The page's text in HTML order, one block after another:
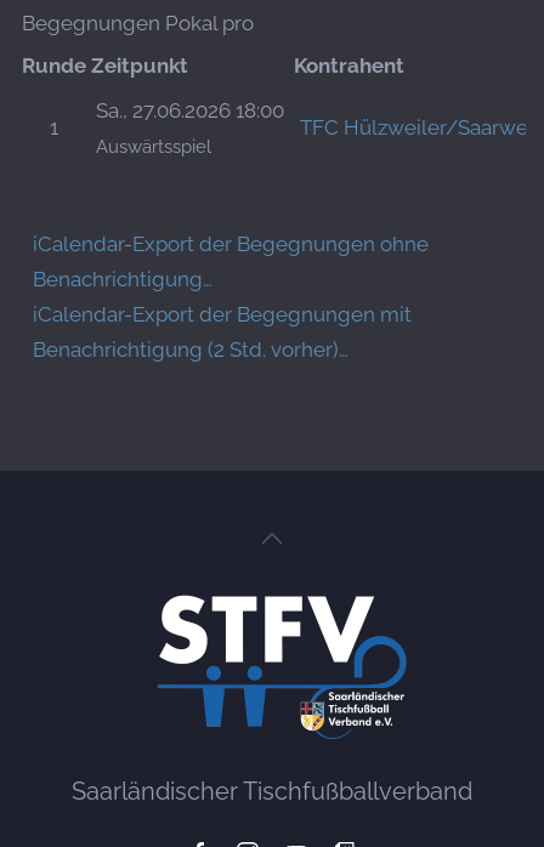
Begegnungen Pokal pro
Runde Zeitpunkt Kontrahent
1
Sa., 27.06.2026 18:00
Auswärtsspiel
TFC Hülzweiler/
iCalendar-Export der Begegnungen ohne
Benachrichtigung…
iCalendar-Export der Begegnungen mit
Benachrichtigung (2 Std. vorher)…
Saarländischer Tischfußballverband